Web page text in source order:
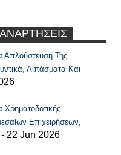
Recent Posts Widget
Απλούστευση Της
Λιπάσματα Και
Επιχειρήσεων,
- 22 Jun 2026